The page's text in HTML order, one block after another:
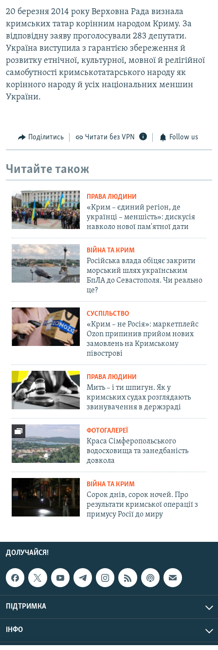
20 березня 2014 року Верховна Рада визнала
кримських татар корінним народом Криму. За
відповідну заяву проголосували 283 депутати.
Україна виступила з гарантією збереження й
розвитку етнічної, культурної, мовної й релігійної
самобутності кримськотатарського народу як
корінного народу й усіх національних меншин
України.
Поділитись Читати без VPN Follow us
Читайте також
ПРАВА ЛЮДИНИ
«Крим – єдиний регіон, де
українці – меншість»: дискусія
навколо нової пам'ятної дати
ВІЙНА ТА КРИМ
Російська влада обіцяє закрити
морський шлях українським
БпЛА до Севастополя. Чи реально
це?
СУСПІЛЬСТВО
«Крим – не Росія»: маркетплейс
Ozon припинив прийом нових
замовлень на Кримському
півострові
ПРАВА ЛЮДИНИ
Мить – і ти шпигун. Як у
кримських судах розглядають
звинувачення в держзраді
ФОТОГАЛЕРЕЇ
Краса Сімферопольського
водосховища та занедбаність
довкола
ВІЙНА ТА КРИМ
Сорок днів, сорок ночей. Про
результати кримської операції з
примусу Росії до миру
ДОЛУЧАЙСЯ!
ПІДТРИМКА
ІНФО